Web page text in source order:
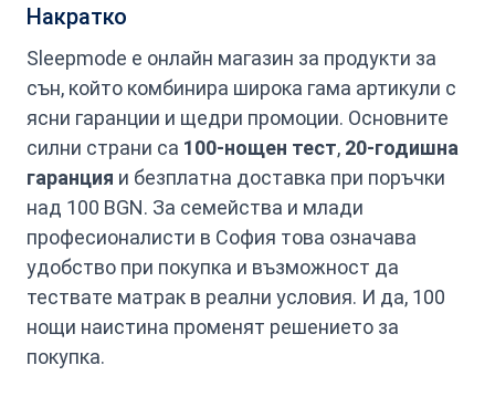
Накратко
Sleepmode е онлайн магазин за продукти за
сън, който комбинира широка гама артикули с
ясни гаранции и щедри промоции. Основните
силни страни са 100-нощен тест, 20-годишна
гаранция и безплатна доставка при поръчки
над 100 BGN. За семейства и млади
професионалисти в София това означава
удобство при покупка и възможност да
тествате матрак в реални условия. И да, 100
нощи наистина променят решението за
покупка.